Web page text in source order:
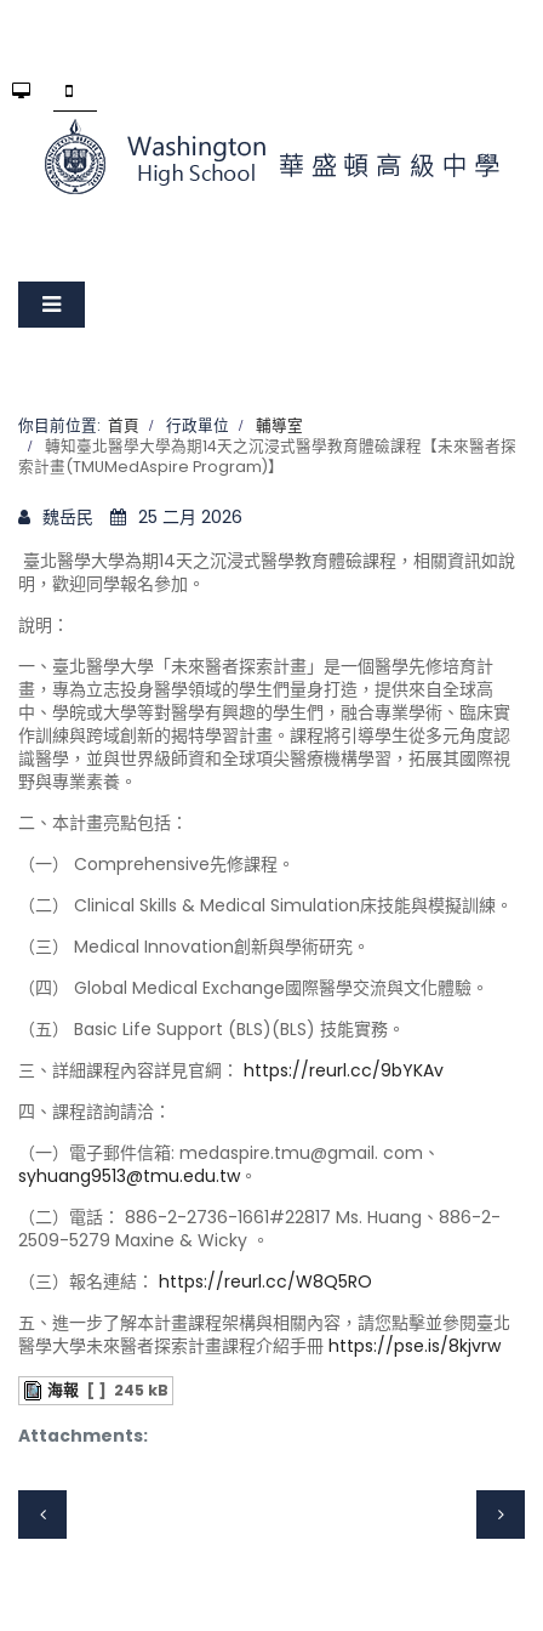
你目前位置: 首頁 行政單位
輔導室
轉知臺北醫學大學為期14天之沉浸式醫學教育體礆課程【未來醫者探
索計畫(TMUMedAspire Program)】
魏岳民
25 二月 2026
臺北醫學大學為期14天之沉浸式醫學教育體礆課程，相關資訊如說
明，歡迎同學報名參加。
說明：
一、臺北醫學大學「未來醫者探索計畫」是一個醫學先修培育計
畫，專為立志投身醫學領域的學生們量身打造，提供來自全球高
中、學皖或大學等對醫學有興趣的學生們，融合專業學術、臨床實
作訓練與跨域創新的揭特學習計畫。課程將引導學生從多元角度認
識醫學，並與世界級師資和全球項尖醫療機構學習，拓展其國際視
野與專業素養。
二、本計畫亮點包括：
（一） Comprehensive先修課程。
（二） Clinical Skills & Medical Simulation床技能與模擬訓練。
（三） Medical Innovation創新與學術研究。
（四） Global Medical Exchange國際醫學交流與文化體驗。
（五） Basic Life Support (BLS)(BLS) 技能實務。
三、詳細課程內容詳見官綱： https://reurl.cc/9bYKAv
四、課程諮詢請洽：
（一）電子郵件信箱: medaspire.tmu@gmail. com、
syhuang9513@tmu.edu.tw。
（二）電話： 886-2-2736-1661#22817 Ms. Huang、886-2-
2509-5279 Maxine & Wicky 。
（三）報名連結： https://reurl.cc/W8Q5RO
五、進一步了解本計畫課程架構與相關內容，請您點擊並參閱臺北
醫學大學未來醫者探索計畫課程介紹手冊 https://pse.is/8kjvrw
Attachments:
海報 [ ] 245 kB